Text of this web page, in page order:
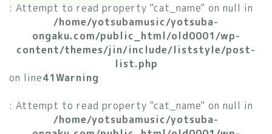
: Attempt to read property "cat_name" on null in
/home/yotsubamusic/yotsuba-
ongaku.com/public_html/old0001/wp-
content/themes/jin/include/liststyle/post-
list.php
on line41Warning
: Attempt to read property "cat_name" on null in
/home/yotsubamusic/yotsuba-